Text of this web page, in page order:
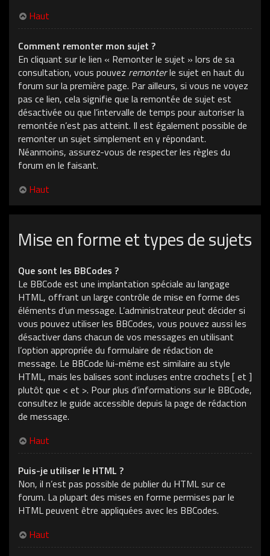
Haut
Comment remonter mon sujet ?
En cliquant sur le lien « Remonter le sujet » lors de sa
consultation, vous pouvez remonterle sujet en haut du
forum sur la première page. Par ailleurs, si vous ne voyez
pas ce lien, cela signifie que la remontée de sujet est
désactivée ou que l’intervalle de temps pour autoriser la
remontée n’est pas atteint. Il est également possible de
remonter un sujet simplement en y répondant.
Néanmoins, assurez-vous de respecter les règles du
forum en le faisant.
Haut
Mise en forme et types de sujets
Que sont les BBCodes ?
Le BBCode est une implantation spéciale au langage
HTML, offrant un large contrôle de mise en forme des
éléments d’un message. L’administrateur peut décider si
vous pouvez utiliser les BBCodes, vous pouvez aussi les
désactiver dans chacun de vos messages en utilisant
l’option appropriée du formulaire de rédaction de
message. Le BBCode lui-même est similaire au style
HTML, mais les balises sont incluses entre crochets [ et ]
plutôt que < et >. Pour plus d’informations sur le BBCode,
consultez le guide accessible depuis la page de rédaction
de message.
Haut
Puis-je utiliser le HTML ?
Non, il n’est pas possible de publier du HTML sur ce
forum. La plupart des mises en forme permises par le
HTML peuvent être appliquées avec les BBCodes.
Haut